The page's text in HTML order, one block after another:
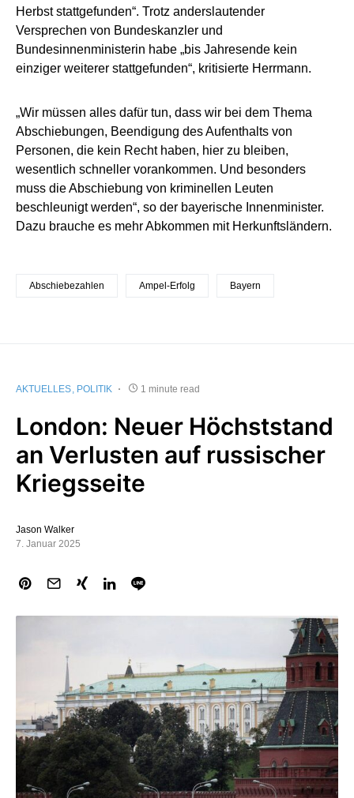
Herbst stattgefunden“. Trotz anderslautender
Versprechen von Bundeskanzler und
Bundesinnenministerin habe „bis Jahresende kein
einziger weiterer stattgefunden“, kritisierte Herrmann.
„Wir müssen alles dafür tun, dass wir bei dem Thema
Abschiebungen, Beendigung des Aufenthalts von
Personen, die kein Recht haben, hier zu bleiben,
wesentlich schneller vorankommen. Und besonders
muss die Abschiebung von kriminellen Leuten
beschleunigt werden“, so der bayerische Innenminister.
Dazu brauche es mehr Abkommen mit Herkunftsländern.
Abschiebezahlen Ampel-Erfolg Bayern
AKTUELLES POLITIK 1 minute read
London: Neuer Höchststand
an Verlusten auf russischer
Kriegsseite
Jason Walker
7. Januar 2025